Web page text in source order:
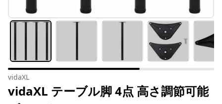
vidaXL
vidaXL テーブル脚 4点 高さ調節可能